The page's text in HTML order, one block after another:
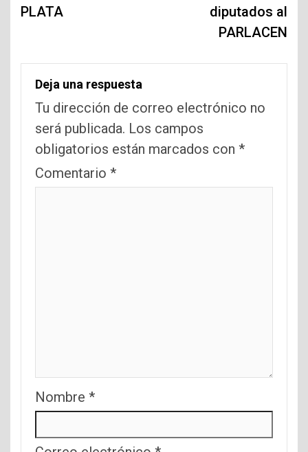
PLATA
diputados al
PARLACEN
Deja una respuesta
Tu dirección de correo electrónico no
será publicada. Los campos
obligatorios están marcados con *
Comentario *
Nombre *